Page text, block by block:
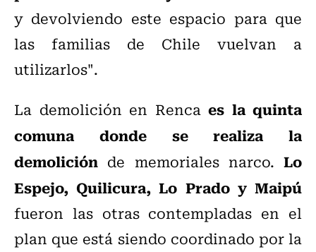
y devolviendo este espacio para que
las familias de Chile vuelvan a
utilizarlos".
La demolición en Renca es la quinta
comuna donde se realiza la
demolición de memoriales narco. Lo
Espejo, Quilicura, Lo Prado y Maipú
fueron las otras contempladas en el
plan que está siendo coordinado por la